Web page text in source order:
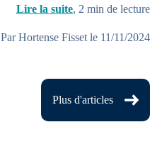
Lire la suite, 2 min de lecture
Par Hortense Fisset le 11/11/2024
Plus d'articles